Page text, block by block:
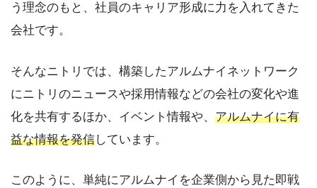
う理念のもと、社員のキャリア形成に力を入れてきた
会社です。
そんなニトリでは、構築したアルムナイネットワーク
にニトリのニュースや採用情報などの会社の変化や進
化を共有するほか、イベント情報や、 アルムナイに有
益な情報を発信しています。
このように、単純にアルムナイを企業側から見た即戦